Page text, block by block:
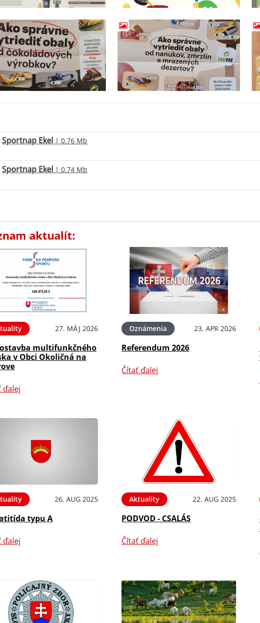
Sportnap Ekel | 0.76 Mb
Sportnap Ekel | 0.74 Mb
aktualít:
27. MÁJ 2026
multifunkčného
v Obci Okoličná na
ďalej
Oznámenia 23. APR 2026
Referendum 2026
Čítať ďalej
26. AUG 2025
typu A
ďalej
Aktuality 22. AUG 2025
PODVOD - CSALÁS
Čítať ďalej